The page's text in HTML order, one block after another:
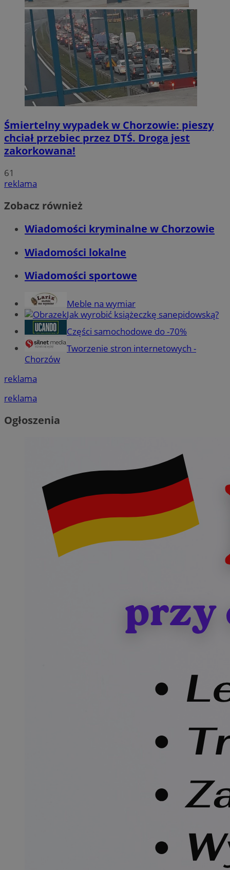
Śmiertelny wypadek w Chorzowie: pieszy
chciał przebiec przez DTŚ. Droga jest
zakorkowana!
61
reklama
Zobacz również
Wiadomości kryminalne w Chorzowie
Wiadomości lokalne
Wiadomości sportowe
Meble na wymiar
Jak wyrobić książeczkę sanepidowską?
Części samochodowe do -70%
Tworzenie stron internetowych -
Chorzów
reklama
reklama
Ogłoszenia